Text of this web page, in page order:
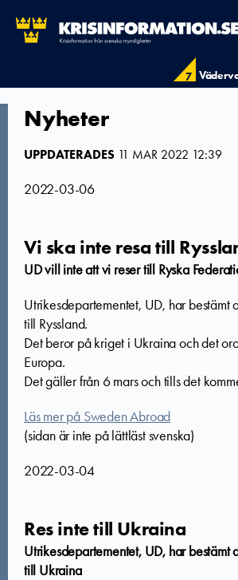
7
Nyheter
UPPDATERADES 11 MAR 2022 12:39
2022-03-06
Vi ska inte resa till
UD vill inte att vi reser till Ryska
Utrikesdepartementet, UD, har bestämt
till Ryssland.
Det beror på kriget i Ukraina och det
Europa.
Det gäller från 6 mars och tills det
Läs mer på Sweden Abroad
(sidan är inte på lättläst svenska)
2022-03-04
Res inte till Ukraina
Utrikesdepartementet, UD, har bestämt
till Ukraina